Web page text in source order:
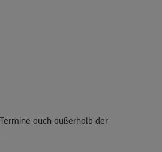
auch außerhalb der